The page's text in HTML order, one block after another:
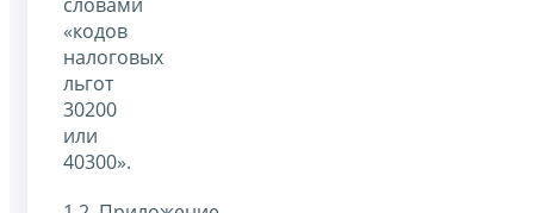
«кодов
налоговых
льгот
30200
или
40300».